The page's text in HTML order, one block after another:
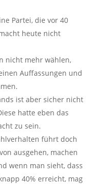
Partei, die vor 40
heute nicht
nicht mehr wählen,
Auffassungen und
ist aber sicher nicht
hatte eben das
zu sein.
führt doch
ausgehen, machen
wenn man sieht, dass
40% erreicht, mag